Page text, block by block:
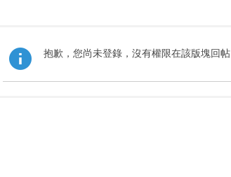
抱歉，您尚未登錄，沒有權限在該版塊回帖